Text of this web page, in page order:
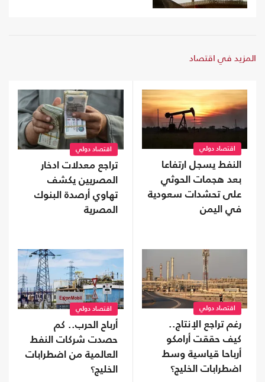
المزيد في اقتصاد
اقتصاد دولي
النفط يسجل ارتفاعا
بعد هجمات الحوثي
على تحشدات سعودية
في اليمن
اقتصاد دولي
تراجع معدلات ادخار
المصريين يكشف
تهاوي أرصدة البنوك
المصرية
اقتصاد دولي
رغم تراجع الإنتاج..
كيف حققت أرامكو
أرباحا قياسية وسط
اضطرابات الخليج؟
اقتصاد دولي
أرباح الحرب.. كم
حصدت شركات النفط
العالمية من اضطرابات
الخليج؟